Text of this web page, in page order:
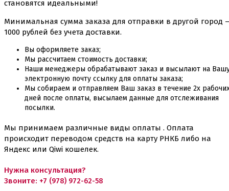
становятся идеальными!
Минимальная сумма заказа для отправки в другой город
1000 рублей без учета доставки.
Вы оформляете заказ;
Мы рассчитаем стоимость доставки;
Наши менеджеры обрабатывают заказ и высылают на
электронную почту ссылку для оплаты заказа;
Мы собираем и отправляем Ваш заказ в течение 2х
дней после оплаты, высылаем данные для отслеживания
посылки.
Мы принимаем различные виды оплаты . Оплата
происходит переводом средств на карту РНКБ либо на
Яндекс или Qiwi кошелек.
Нужна консультация?
Звоните: +7 (978) 972-62-58